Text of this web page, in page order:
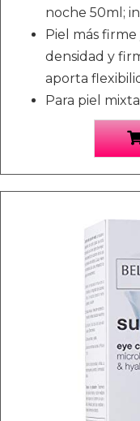
noche 50ml;
Piel más
densidad y
aporta
Para piel mixta